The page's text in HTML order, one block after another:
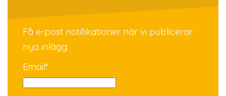
Få e-post notifikationer när vi publicerar
nya inlägg.
Email*